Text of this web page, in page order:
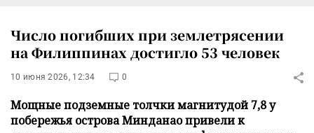
Число погибших при землетрясении
на Филиппинах достигло 53 человек
10 июня 2026, 12:34 0
Мощные подземные толчки магнитудой 7,8 у
побережья острова Минданао привели к